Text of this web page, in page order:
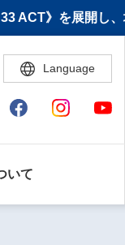
ACT》を展開し、
Language
いて